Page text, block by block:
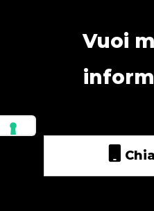
Vuoi